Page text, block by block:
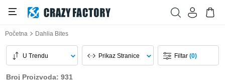
Početna Dahlia Bites
U Trendu Prikaz Stranice Filtar(0)
Broj Proizvoda: 931